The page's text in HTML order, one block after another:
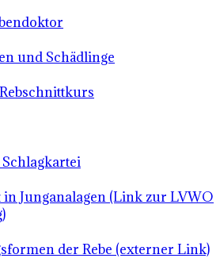
und Schädlinge
in Junganalagen (Link zur LVWO
der Rebe (externer Link)